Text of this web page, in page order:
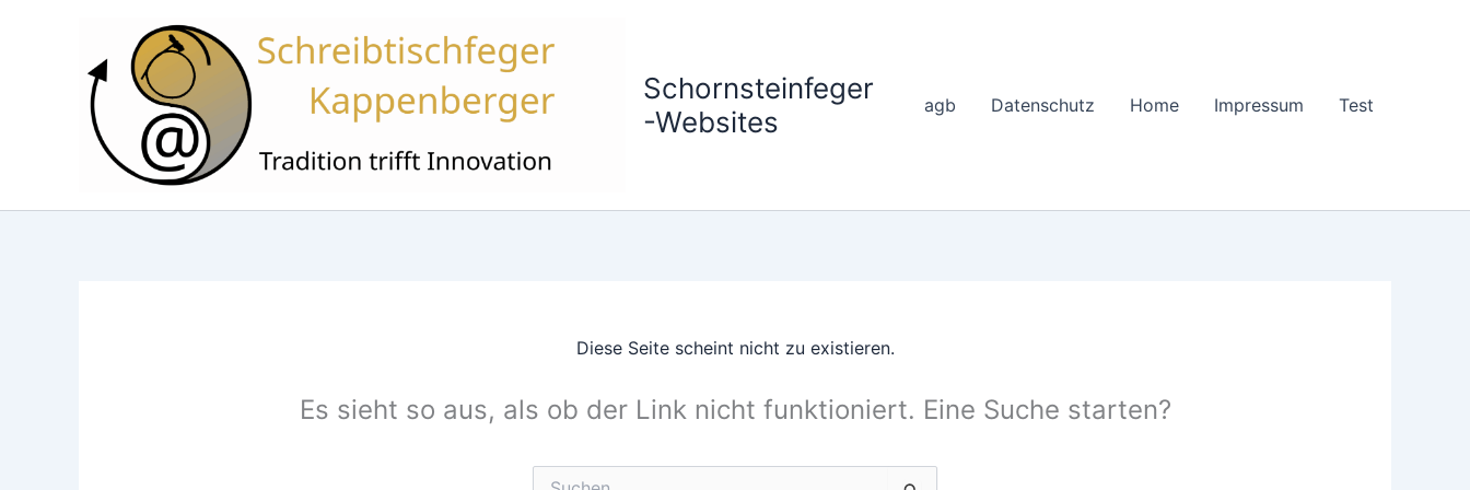
Schornsteinfeger
-Websites
agb Datenschutz Home Impressum Test
Diese Seite scheint nicht zu existieren.
Es sieht so aus, als ob der Link nicht funktioniert. Eine Suche starten?